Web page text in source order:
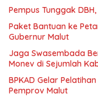
Pempus Tunggak
Paket Bantuan ke
Gubernur Malut
Jaga Swasembada
Monev di Sejumlah
BPKAD Gelar
Pemprov Malut